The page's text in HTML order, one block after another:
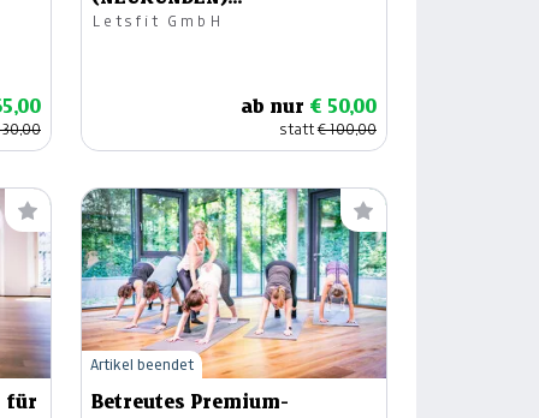
Wertgutschein € 100,00
Letsfit GmbH
ab nur € 50,00
statt€ 100,00
für
Betreutes Premium-
Artikel beendet